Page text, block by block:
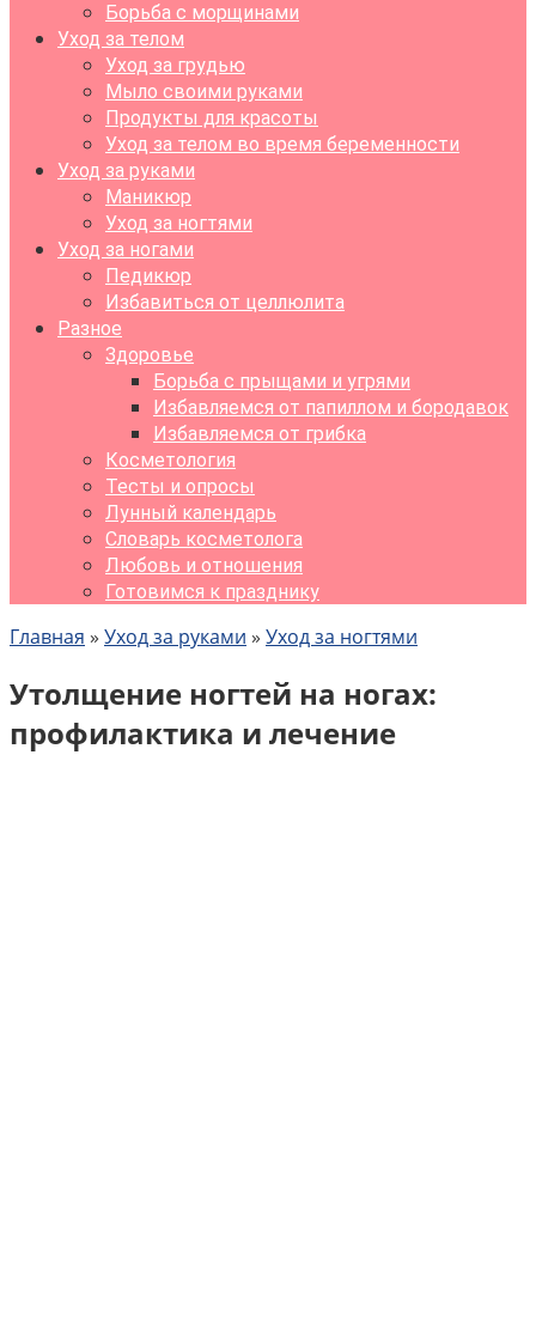
Борьба с морщинами
Уход за телом
Уход за грудью
Мыло своими руками
Продукты для красоты
Уход за телом во время беременности
Уход за руками
Маникюр
Уход за ногтями
Уход за ногами
Педикюр
Избавиться от целлюлита
Разное
Здоровье
Борьба с прыщами и угрями
Избавляемся от папиллом и бородавок
Избавляемся от грибка
Косметология
Тесты и опросы
Лунный календарь
Словарь косметолога
Любовь и отношения
Готовимся к празднику
Главная » Уход за руками » Уход за ногтями
Утолщение ногтей на ногах:
профилактика и лечение